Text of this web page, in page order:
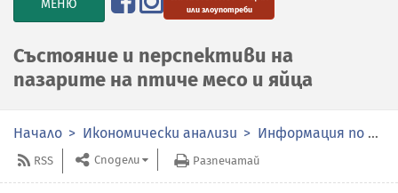
TOGGLE
NAVIGATION
МЕНЮ или злоупотреби
Състояние и перспективи на
пазарите на птиче месо и яйца
Начало Икономически анализи Информация по сектори
RSS Сподели Разпечатай